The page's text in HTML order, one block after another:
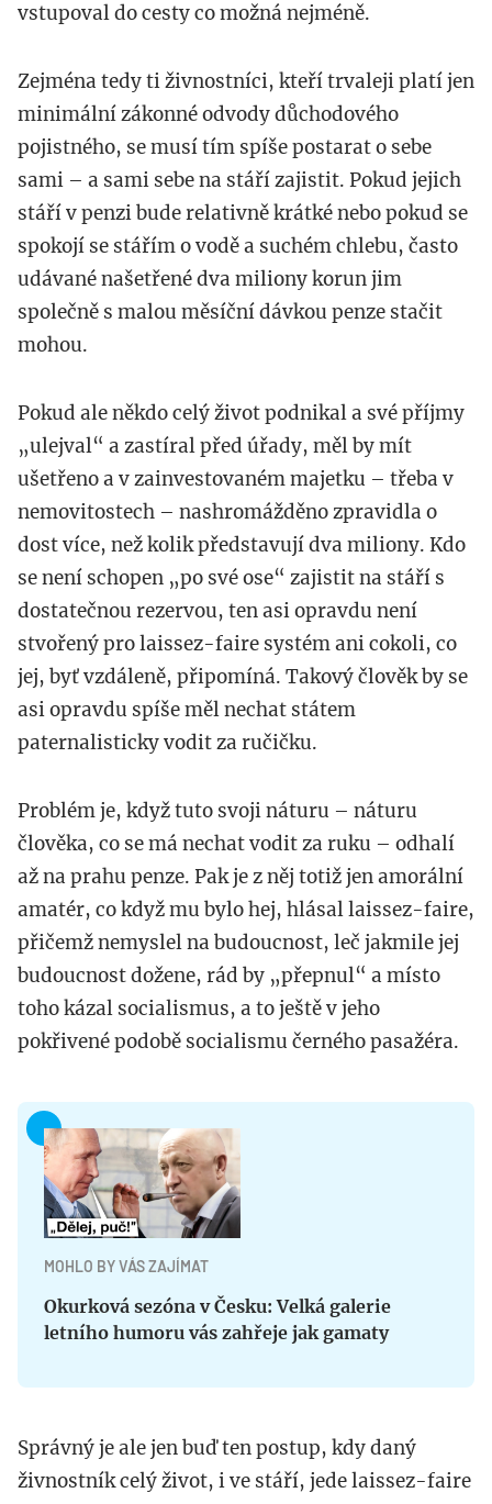
vstupoval do cesty co možná nejméně.
Zejména tedy ti živnostníci, kteří trvaleji platí jen
minimální zákonné odvody důchodového
pojistného, se musí tím spíše postarat o sebe
sami – a sami sebe na stáří zajistit. Pokud jejich
stáří v penzi bude relativně krátké nebo pokud se
spokojí se stářím o vodě a suchém chlebu, často
udávané našetřené dva miliony korun jim
společně s malou měsíční dávkou penze stačit
mohou.
Pokud ale někdo celý život podnikal a své příjmy
„ulejval“ a zastíral před úřady, měl by mít
ušetřeno a v zainvestovaném majetku – třeba v
nemovitostech – nashromážděno zpravidla o
dost více, než kolik představují dva miliony. Kdo
se není schopen „po své ose“ zajistit na stáří s
dostatečnou rezervou, ten asi opravdu není
stvořený pro laissez-faire systém ani cokoli, co
jej, byť vzdáleně, připomíná. Takový člověk by se
asi opravdu spíše měl nechat státem
paternalisticky vodit za ručičku.
Problém je, když tuto svoji náturu – náturu
člověka, co se má nechat vodit za ruku – odhalí
až na prahu penze. Pak je z něj totiž jen amorální
amatér, co když mu bylo hej, hlásal laissez-faire,
přičemž nemyslel na budoucnost, leč jakmile jej
budoucnost dožene, rád by „přepnul“ a místo
toho kázal socialismus, a to ještě v jeho
pokřivené podobě socialismu černého pasažéra.
MOHLO BY VÁS ZAJÍMAT
Okurková sezóna v Česku: Velká galerie
letního humoru vás zahřeje jak gamaty
Správný je ale jen buď ten postup, kdy daný
živnostník celý život, i ve stáří, jede laissez-faire